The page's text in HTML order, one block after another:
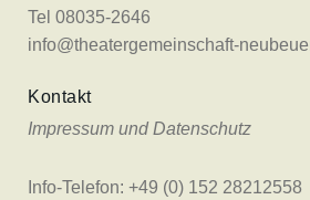
Tel 08035-2646
info@theatergemeinschaft-
Kontakt
Impressum und Datenschutz
Info-Telefon: +49 (0) 152 28212558